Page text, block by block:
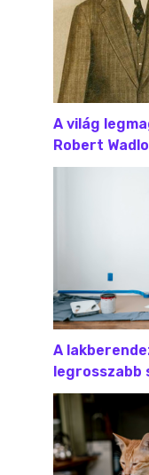
A világ
Robert
A
legrosszabb